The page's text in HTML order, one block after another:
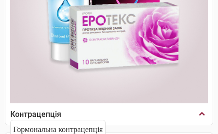
Контрацепція
Гормональна контрацепція